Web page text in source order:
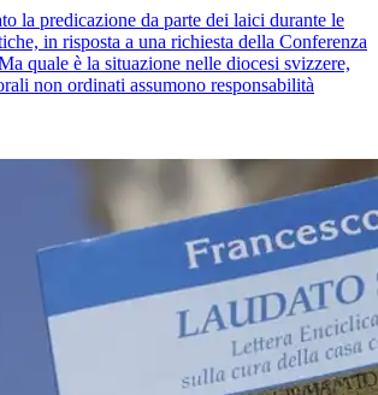
la predicazione da parte dei laici durante le
in risposta a una richiesta della Conferenza
quale è la situazione nelle diocesi svizzere,
non ordinati assumono responsabilità